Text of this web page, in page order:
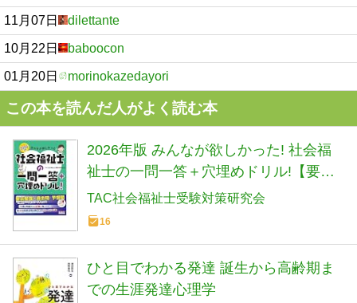
11月07日 dilettante
10月22日 baboocon
01月20日 morinokazedayori
この本を読んだ人がよく読む本
2026年版 みんなが欲しかった! 社会福
祉士の一問一答＋穴埋めドリル!【要点
整理＋過去問・予想問題／赤チェック
シート付き】（みんなが欲しかったシ
TAC社会福祉士受験対策研究会
16
ひと目でわかる発達 誕生から高齢期ま
での生涯発達心理学